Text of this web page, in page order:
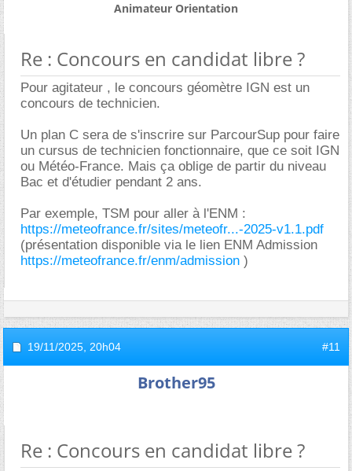
Animateur Orientation
Re : Concours en candidat libre ?
Pour agitateur , le concours géomètre IGN est un
concours de technicien.
Un plan C sera de s'inscrire sur ParcourSup pour faire
un cursus de technicien fonctionnaire, que ce soit IGN
ou Météo-France. Mais ça oblige de partir du niveau
Bac et d'étudier pendant 2 ans.
Par exemple, TSM pour aller à l'ENM :
https://meteofrance.fr/sites/meteofr...-2025-v1.1.pdf
(présentation disponible via le lien ENM Admission
https://meteofrance.fr/enm/admission )
19/11/2025, 20h04 #11
Brother95
Re : Concours en candidat libre ?